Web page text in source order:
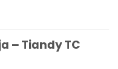
– Tiandy TC